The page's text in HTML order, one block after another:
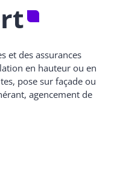
et des assurances
en hauteur ou en
pose sur façade ou
agencement de